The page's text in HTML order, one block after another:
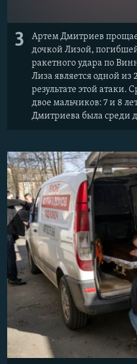
3
Артем Дмитриев
дочкой Лизой, погибшей
ракетного удара по
Лиза является одной из
результате этой атаки.
двое мальчиков: 7 и 8
Дмитриева была среди